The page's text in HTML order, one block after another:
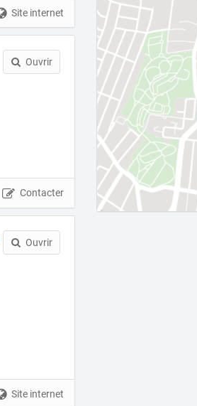
Site internet
Ouvrir
Contacter
Ouvrir
Site internet